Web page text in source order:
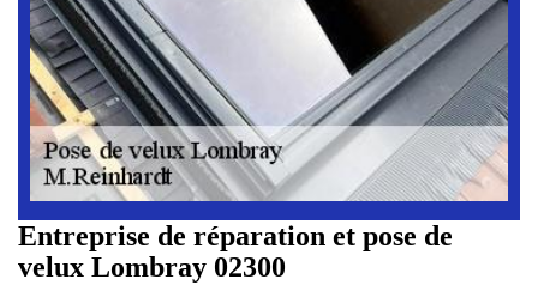
Entreprise de réparation et pose de
velux Lombray 02300